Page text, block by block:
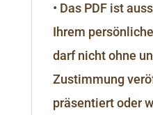
• Das PDF ist
Ihrem
darf nicht ohne
Zustimmung
präsentiert oder